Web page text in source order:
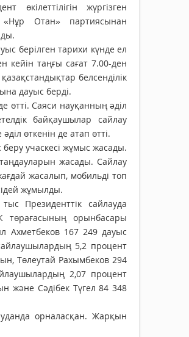
өкілеттілігін жүргізген
Отан» партиясынан
берілген тарихи күнде ел
кейін таңғы сағат 7.00-ден
белсенділік
дауыс берді.
өтті. Саяси науқанның әділ
байқаушылар сайлау
өткенін де атап өтті.
учаскесі жұмыс жасады.
жасады. Сайлау
жасалып, мобильді топ
жұмылды.
Президенттік сайлауда
төрағасының орынбасары
Ахметбеков 167 249 дауыс
5,2 процент
Төлеутай Рахымбеков 294
2,07 процент
және Сәдібек Түгел 84 348
орналасқан. Жарқын